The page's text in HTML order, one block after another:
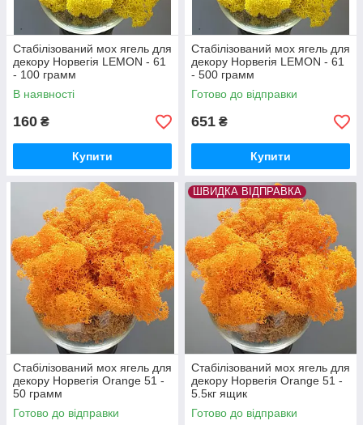
Стабілізований мох ягель для
декору Норвегія LEMON - 61
- 100 грамм
В наявності
160 ₴
Купити
Стабілізований мох ягель для
декору Норвегія LEMON - 61
- 500 грамм
Готово до відправки
651 ₴
Купити
Стабілізований мох ягель для
декору Норвегія Orange 51 -
50 грамм
Готово до відправки
ШВИДКА ВІДПРАВКА
Стабілізований мох ягель для
декору Норвегія Orange 51 -
5.5кг ящик
Готово до відправки